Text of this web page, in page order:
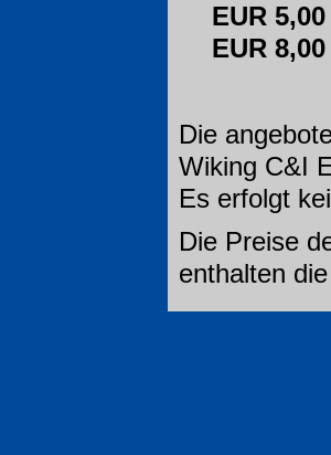
EUR 5,00
EUR
Die
Wiking C&I
Es erfolgt
Die Preise
enthalten